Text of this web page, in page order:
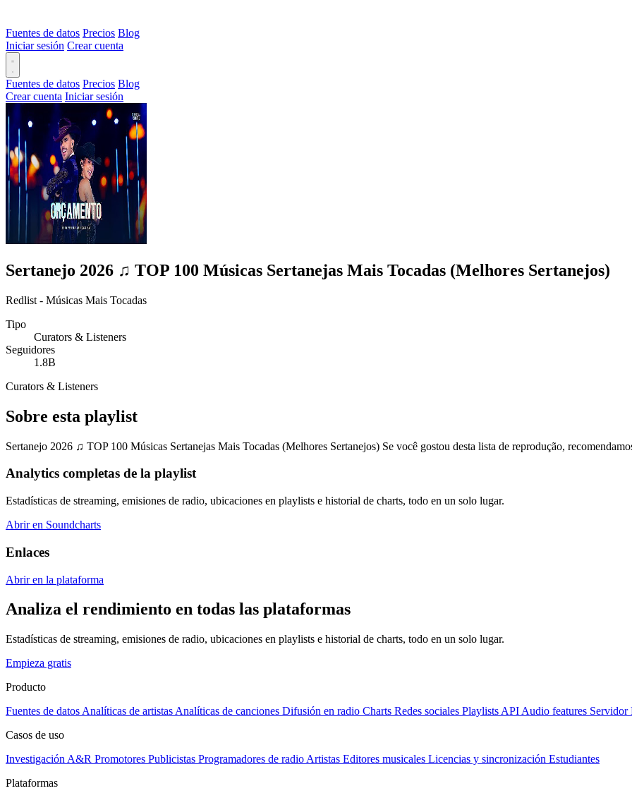
Fuentes de datos Precios Blog
Iniciar sesión Crear cuenta
Fuentes de datos Precios Blog
Crear cuenta Iniciar sesión
Sertanejo 2026 ♫ TOP 100 Músicas Sertanejas Mais Tocadas (Melhores Sertanejos)
Redlist - Músicas Mais Tocadas
Tipo
Curators & Listeners
Seguidores
1.8B
Curators & Listeners
Sobre esta playlist
Sertanejo 2026 ♫ TOP 100 Músicas Sertanejas Mais Tocadas (Melhores Sertanejos) Se você gostou desta lista de reprodução,
Analytics completas de la playlist
Estadísticas de streaming, emisiones de radio, ubicaciones en playlists e historial de charts, todo en un solo lugar.
Abrir en Soundcharts
Enlaces
Abrir en la plataforma
Analiza el rendimiento en todas las plataformas
Estadísticas de streaming, emisiones de radio, ubicaciones en playlists e historial de charts, todo en un solo lugar.
Empieza gratis
Producto
Fuentes de datos Analíticas de artistas Analíticas de canciones Difusión en radio Charts Redes sociales Playlists API Audio features Servidor
Casos de uso
Investigación A&R Promotores Publicistas Programadores de radio Artistas Editores musicales Licencias y sincronización Estudiantes
Plataformas